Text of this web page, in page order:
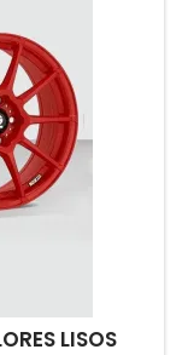
LISOS